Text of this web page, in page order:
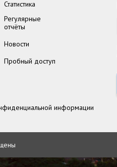
Статистика
Регулярные
отчёты
Новости
Пробный доступ
информации